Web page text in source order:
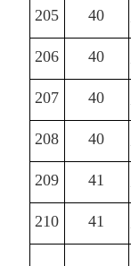
205 40
206 40
207 40
208 40
209 41
210 41